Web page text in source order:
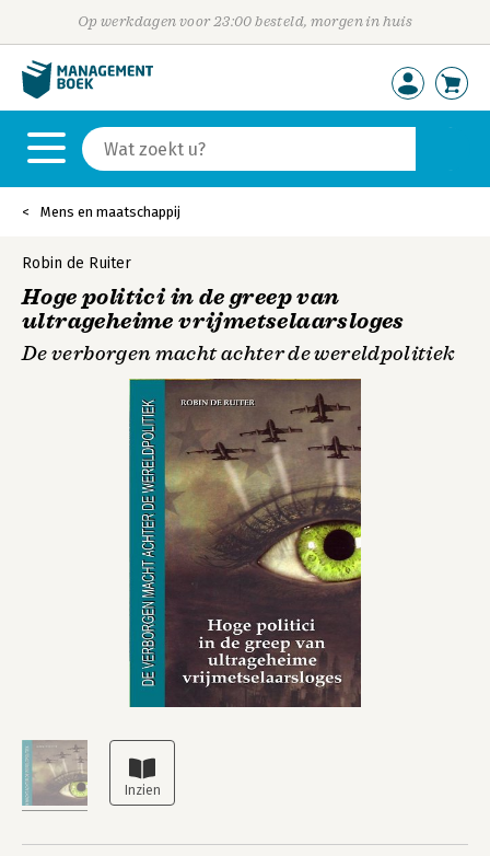
Op werkdagen voor 23:00 besteld, morgen in huis
Mens en maatschappij
Robin de Ruiter
Hoge politici in de greep van
ultrageheime vrijmetselaarsloges
De verborgen macht achter de wereldpolitiek